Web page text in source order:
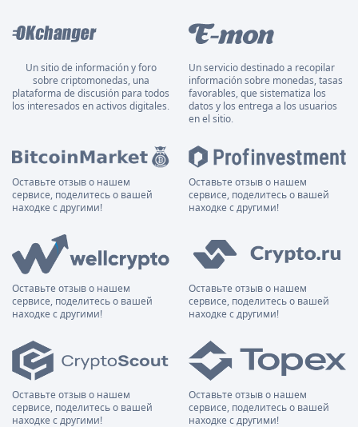
Un sitio de información y foro
sobre criptomonedas, una
plataforma de discusión para todos
los interesados en activos digitales.
Un servicio destinado a recopilar
información sobre monedas, tasas
favorables, que sistematiza los
datos y los entrega a los usuarios
en el sitio.
Оставьте отзыв о нашем
сервисе, поделитесь о вашей
находке с другими!
Оставьте отзыв о нашем
сервисе, поделитесь о вашей
находке с другими!
Оставьте отзыв о нашем
сервисе, поделитесь о вашей
находке с другими!
Оставьте отзыв о нашем
сервисе, поделитесь о вашей
находке с другими!
Оставьте отзыв о нашем
сервисе, поделитесь о вашей
находке с другими!
Оставьте отзыв о нашем
сервисе, поделитесь о вашей
находке с другими!